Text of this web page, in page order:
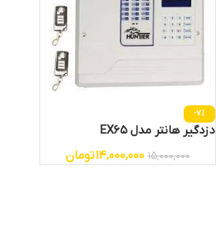
-7%
دزدگیر هانتر مدل EX65
15,000,000
14,000,000تومان